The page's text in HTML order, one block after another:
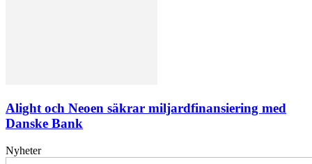
Alight och Neoen säkrar miljardfinansiering med
Danske Bank
Nyheter